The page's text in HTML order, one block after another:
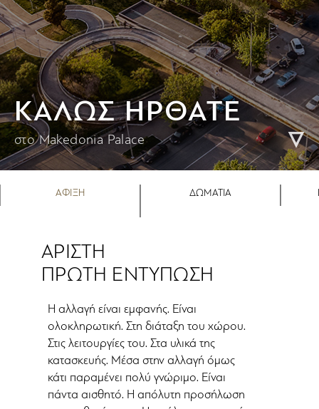
KΑΛΩΣ ΗΡΘΑΤΕ
στο Makedonia Palace
ΑΦΙΞΗ ΔΩΜΑΤΙΑ
ΑΡΙΣΤΗ
ΠΡΩΤΗ ΕΝΤΥΠΩΣΗ
Η αλλαγή είναι εμφανής. Είναι
ολοκληρωτική. Στη διάταξη του χώρου.
Στις λειτουργίες του. Στα υλικά της
κατασκευής. Μέσα στην αλλαγή όμως
κάτι παραμένει πολύ γνώριμο. Είναι
πάντα αισθητό. Η απόλυτη προσήλωση